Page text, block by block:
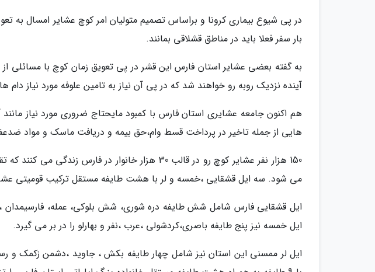
در پی شیوع بیماری کرونا و براساس تصمیم متولیان امر کوچ عشایر امسال به
بار سفر فعلا باید در مناطق قشلاقی بمانند.
به گفته بعضی عشایر استان فارس این قشر در پی تعویق زمان کوچ با مسائلی
آینده نزدیک روبه رو خواهند شد که در پی آن نیاز به تامین علوفه مورد نیاز دام
هم اکنون جامعه عشایری استان فارس با کمبود مایحتاج ضروری مورد نیاز
هایی از جمله تاخیر در پرداخت قسط وام،حق بیمه و دریافت ماسک و مواد
می شود. سه ایل قشقایی ،خمسه و لر با هشت طایفه مستقل ترکیب قومیتی
ایل قشقایی فارس شامل شش طایفه دره شوری، شش بلوکی، عمله،
ایل خمسه نیز پنج طایفه باصری،کردشولی ،عرب ،نفر و بهارلو را در بر می گیرد.
ایل لر ممسنی این استان نیز شامل چهار طایفه بکش ، جاوید ،دشمن زکمک و